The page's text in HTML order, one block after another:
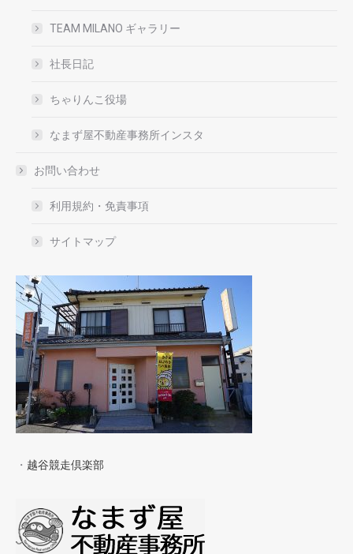
TEAM MILANO ギャラリー
社長日記
ちゃりんこ役場
なまず屋不動産事務所インスタ
お問い合わせ
利用規約・免責事項
サイトマップ
・ 越谷競走倶楽部